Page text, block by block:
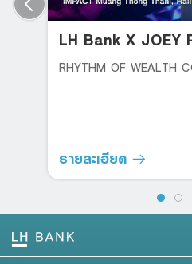
LH Bank X JOEY
RHYTHM OF WEALTH
รายละเอียด